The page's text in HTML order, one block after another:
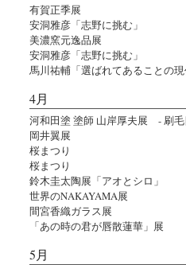
有賀正季展
安洞雅彦「志野に挑む」
美濃窯元逸品展
安洞雅彦「志野に挑む」
馬川祐輔「選ばれてあることの
4月
河和田塗 塗師 山岸厚夫展 - 刷毛
岡井翼展
桜まつり
桜まつり
鈴木圭太陶展「アオとシロ」
世界のNAKAYAMA展
間宮香織ガラス展
「あの時の君が唇散蓮華」展
5月